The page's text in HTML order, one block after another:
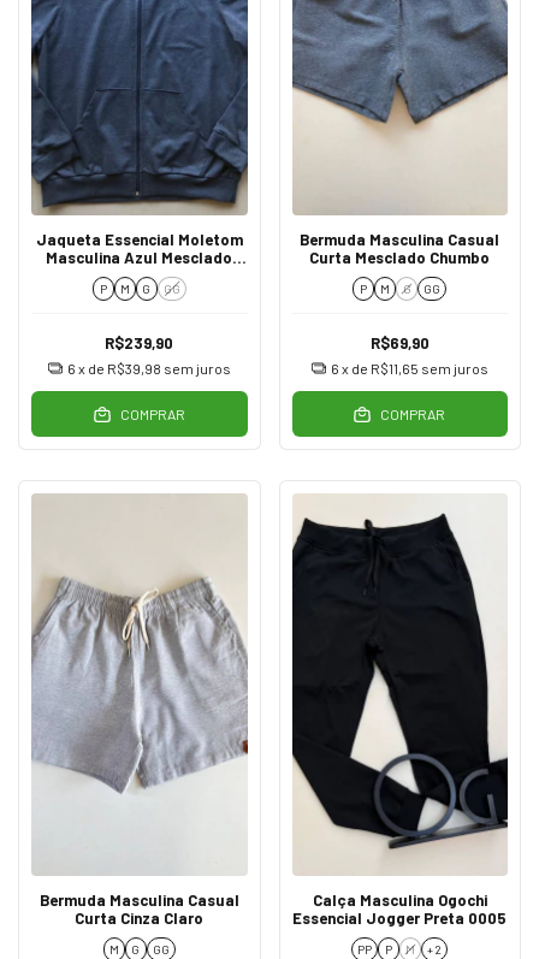
Jaqueta Essencial Moletom
Masculina Azul Mesclado
0004
P M G GG
R$239,90
6 x de R$39,98 sem juros
COMPRAR
Bermuda Masculina Casual
Curta Mesclado Chumbo
P M G GG
R$69,90
6 x de R$11,65 sem juros
COMPRAR
Bermuda Masculina Casual
Curta Cinza Claro
M G GG
Calça Masculina Ogochi
Essencial Jogger Preta 0005
PP P M + 2